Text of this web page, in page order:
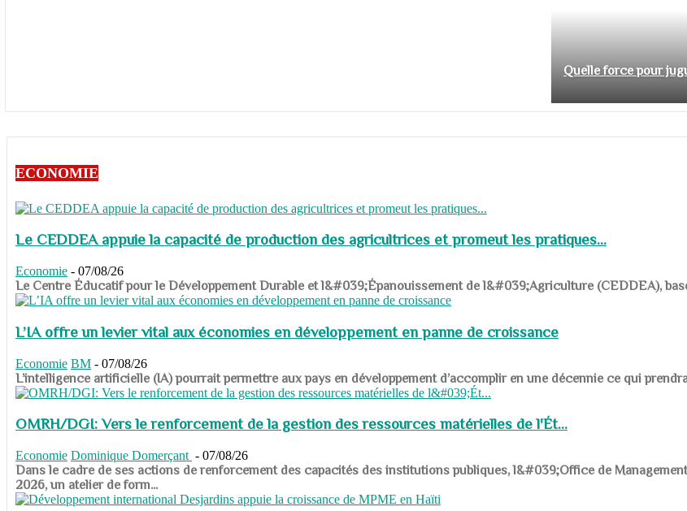
Quelle force pour
ECONOMIE
Le CEDDEA appuie la capacité de production des agricultrices et promeut les pratiques...
Economie - 07/08/26
​​​​​​​Le Centre Éducatif pour le Développement Durable et l&#039;Épanouissement de l&#039;Agriculture (CEDDEA),
L’IA offre un levier vital aux économies en développement en panne de croissance
Economie BM - 07/08/26
​​​​​​​L’intelligence artificielle (IA) pourrait permettre aux pays en développement d’accomplir en une décennie ce qui
OMRH/DGI: Vers le renforcement de la gestion des ressources matérielles de l'Ét...
Economie Dominique Domerçant - 07/08/26
Dans le cadre de ses actions de renforcement des capacités des institutions publiques, l&#039;Office de
2026, un atelier de form...